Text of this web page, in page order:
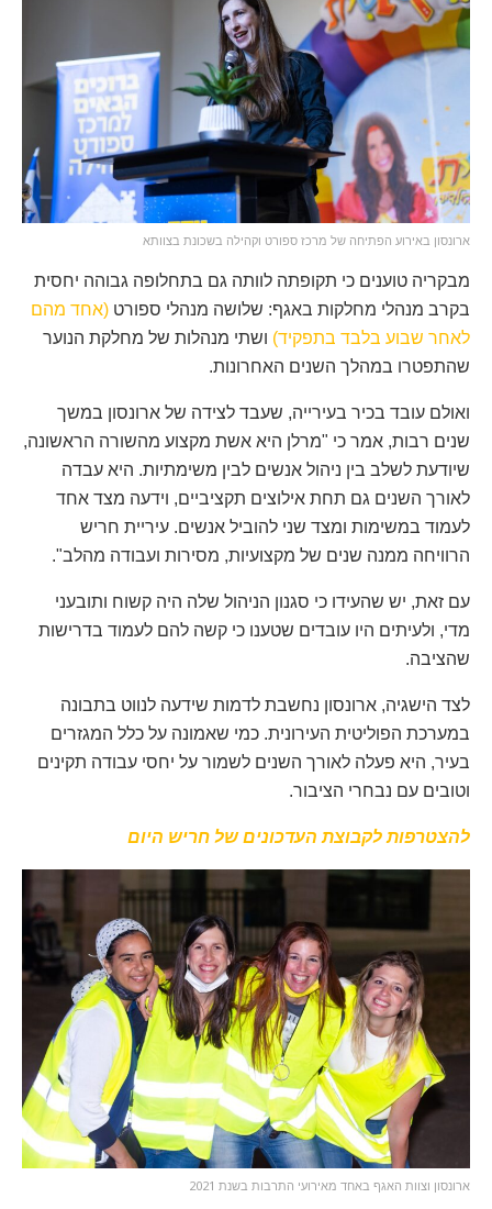
ארונסון באירוע הפתיחה של מרכז ספורט וקהילה בשכונת בצוותא
מבקריה טוענים כי תקופתה לוותה גם בתחלופה גבוהה יחסית
בקרב מנהלי מחלקות באגף: שלושה מנהלי ספורט (אחד מהם
לאחר שבוע בלבד בתפקיד) ושתי מנהלות של מחלקת הנוער
שהתפטרו במהלך השנים האחרונות.
ואולם עובד בכיר בעירייה, שעבד לצידה של ארונסון במשך
שנים רבות, אמר כי "מרלן היא אשת מקצוע מהשורה הראשונה,
שיודעת לשלב בין ניהול אנשים לבין משימתיות. היא עבדה
לאורך השנים גם תחת אילוצים תקציביים, וידעה מצד אחד
לעמוד במשימות ומצד שני להוביל אנשים. עיריית חריש
הרוויחה ממנה שנים של מקצועיות, מסירות ועבודה מהלב".
עם זאת, יש שהעידו כי סגנון הניהול שלה היה קשוח ותובעני
מדי, ולעיתים היו עובדים שטענו כי קשה להם לעמוד בדרישות
שהציבה.
לצד הישגיה, ארונסון נחשבת לדמות שידעה לנווט בתבונה
במערכת הפוליטית העירונית. כמי שאמונה על כלל המגזרים
בעיר, היא פעלה לאורך השנים לשמור על יחסי עבודה תקינים
וטובים עם נבחרי הציבור.
להצטרפות לקבוצת העדכונים של חריש היום
ארונסון וצוות האגף באחד מאירועי התרבות בשנת 2021